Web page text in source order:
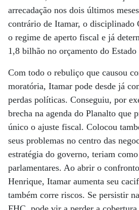
arrecadação nos dois últimos
contrário de Itamar, o disciplinado
o regime de aperto fiscal e já
1,8 bilhão no orçamento do Estado
Com todo o rebuliço que causou
moratória, Itamar pode desde já
perdas políticas. Conseguiu, por
brecha na agenda do Planalto que
único o ajuste fiscal. Colocou
seus problemas no centro das
estratégia do governo, teriam
parlamentares. Ao abrir o
Henrique, Itamar aumenta seu
também corre riscos. Se persistir